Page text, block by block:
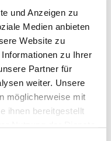
und Anzeigen zu
Medien anbieten
Website zu
zu Ihrer
Partner für
weiter. Unsere
möglicherweise mit
ihnen bereitgestellt